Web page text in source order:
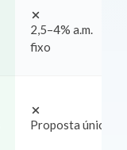
2,5–4% a.m.
fixo
Proposta única